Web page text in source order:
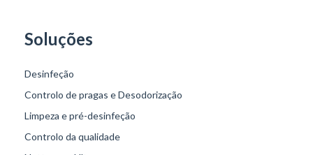
Soluções
Desinfeção
Controlo de pragas e Desodorização
Limpeza e pré-desinfeção
Controlo da qualidade